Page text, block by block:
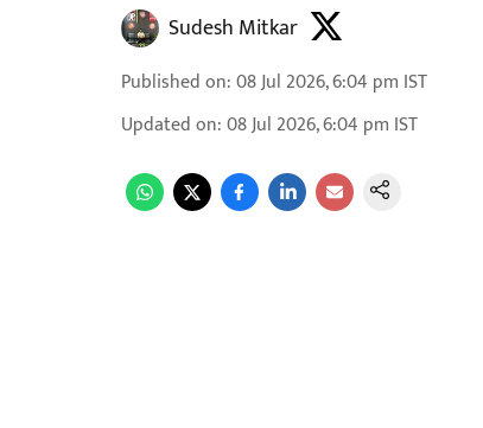
Sudesh Mitkar
Published on:08 Jul 2026, 6:04 pm IST
Updated on:08 Jul 2026, 6:04 pm IST